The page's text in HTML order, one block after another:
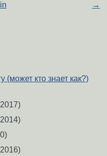
→
(может кто знает как?)